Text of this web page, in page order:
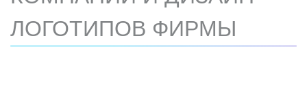
ЛОГОТИПОВ ФИРМЫ